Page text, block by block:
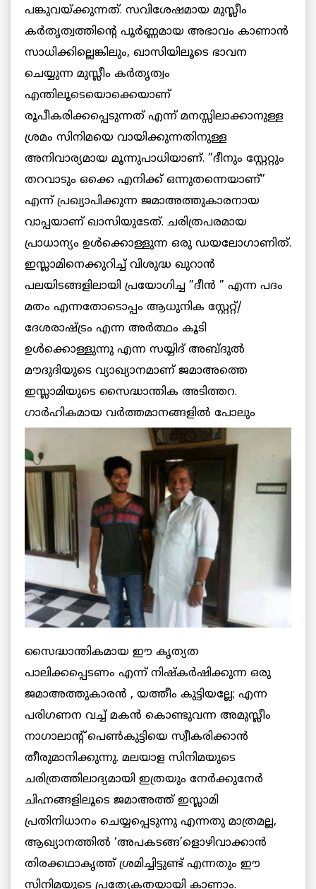
പങ്കുവയ്ക്കുന്നത്. സവിശേഷമായ മുസ്ലീം
കര്‍തൃത്വത്തിന്റെ പൂര്‍ണ്ണമായ അഭാവം കാണാന്‍
സാധിക്കില്ലെങ്കിലും, ഖാസിയിലൂടെ ഭാവന
ചെയ്യുന്ന മുസ്ലീം കര്‍തൃത്വം
എന്തിലൂടെയൊക്കെയാണ്
രൂപീകരിക്കപ്പെടുന്നത് എന്ന് മനസ്സിലാക്കാനുള്ള
ശ്രമം സിനിമയെ വായിക്കുന്നതിനുള്ള
അനിവാര്യമായ മൂന്നുപാധിയാണ്. ”ദീനും സ്റ്റേറ്റും
തറവാടും ഒക്കെ എനിക്ക് ഒന്നുതന്നെയാണ്”
എന്ന് പ്രഖ്യാപിക്കുന്ന ജമാഅത്തുകാരനായ
വാപ്പയാണ് ഖാസിയുടേത്. ചരിത്രപരമായ
പ്രാധാന്യം ഉള്‍ക്കൊള്ളുന്ന ഒരു ഡയലോഗാണിത്.
ഇസ്ലാമിനെക്കുറിച്ച് വിശുദ്ധ ഖുറാന്‍
പലയിടങ്ങളിലായി പ്രയോഗിച്ച ”ദീന്‍ ” എന്ന പദം
മതം എന്നതോടൊപ്പം ആധുനിക സ്റ്റേറ്റ്/
ദേശരാഷ്ട്രം എന്ന അര്‍ത്ഥം കൂടി
ഉള്‍ക്കൊള്ളുന്നു എന്ന സയ്യിദ് അബ്ദുല്‍
മൗദുദിയുടെ വ്യാഖ്യാനമാണ് ജമാഅത്തെ
ഇസ്ലാമിയുടെ സൈദ്ധാന്തിക അടിത്തറ.
ഗാര്‍ഹികമായ വര്‍ത്തമാനങ്ങളില്‍ പോലും
സൈദ്ധാന്തികമായ ഈ കൃത്യത
പാലിക്കപ്പെടണം എന്ന് നിഷ്‌കര്‍ഷിക്കുന്ന ഒരു
ജമാഅത്തുകാരന്‍ , യത്തീം കുട്ടിയല്ലേ; എന്ന
പരിഗണന വച്ച് മകന്‍ കൊണ്ടുവന്ന അമുസ്ലീം
നാഗാലാന്റ് പെണ്‍കുട്ടിയെ സ്വീകരിക്കാന്‍
തീരുമാനിക്കുന്നു. മലയാള സിനിമയുടെ
ചരിത്രത്തിലാദ്യമായി ഇത്രയും നേര്‍ക്കുനേര്‍
ചിഹ്നങ്ങളിലൂടെ ജമാഅത്ത് ഇസ്ലാമി
പ്രതിനിധാനം ചെയ്യപ്പെടുന്നു എന്നതു മാത്രമല്ല,
ആഖ്യാനത്തില്‍ ‘അപകടങ്ങ’ളൊഴിവാക്കാന്‍
തിരക്കഥാകൃത്ത് ശ്രമിച്ചിട്ടുണ്ട് എന്നതും ഈ
സിനിമയുടെ പ്രത്യേകതയായി കാണാം.